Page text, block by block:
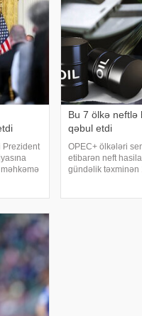
Prezident
Bu 7 ölkə neftlə
qəbul etdi
OPEC+ ölkələri
etibarən neft
gündəlik təxminən